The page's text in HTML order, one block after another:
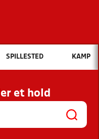
Hvad vil du søge efter?
OG NYHEDER
KLUBBER OG
SPILLESTED KAMP
et hold